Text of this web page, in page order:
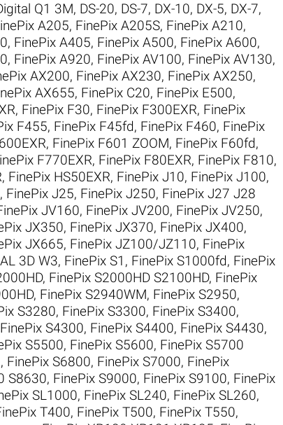
Q1 3M, DS-20, DS-7, DX-10, DX-5, DX-7,
A205, FinePix A205S, FinePix A210,
, FinePix A405, FinePix A500, FinePix A600,
, FinePix A920, FinePix AV100, FinePix AV130,
AX200, FinePix AX230, FinePix AX250,
AX655, FinePix C20, FinePix E500,
, FinePix F30, FinePix F300EXR, FinePix
F455, FinePix F45fd, FinePix F460, FinePix
, FinePix F601 ZOOM, FinePix F60fd,
F770EXR, FinePix F80EXR, FinePix F810,
, FinePix HS50EXR, FinePix J10, FinePix J100,
, FinePix J25, FinePix J250, FinePix J27 J28
JV160, FinePix JV200, FinePix JV250,
JX350, FinePix JX370, FinePix JX400,
JX665, FinePix JZ100/JZ110, FinePix
3D W3, FinePix S1 , FinePix S1000fd, FinePix
, FinePix S2000HD S2100HD, FinePix
, FinePix S2940WM, FinePix S2950,
S3280, FinePix S3300, FinePix S3400,
FinePix S4300, FinePix S4400, FinePix S4430,
S5500, FinePix S5600, FinePix S5700
, FinePix S6800, FinePix S7000, FinePix
S8630, FinePix S9000, FinePix S9100, FinePix
SL1000, FinePix SL240, FinePix SL260,
T400, FinePix T500, FinePix T550,